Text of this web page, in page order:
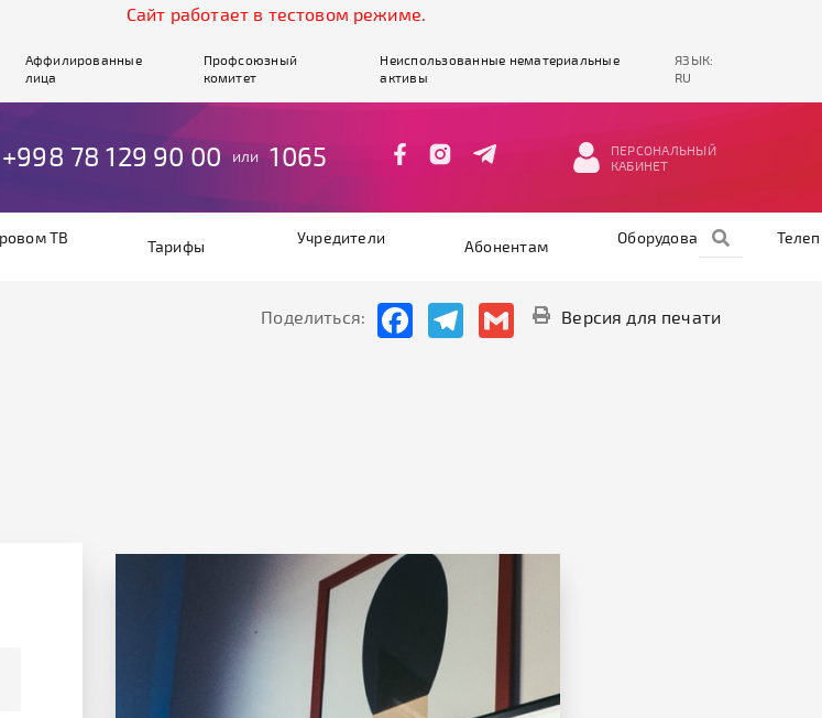
Cайт работает в тестовом режиме.
Аффилированные
лица
Профсоюзный
комитет
Неиспользованные нематериальные
активы
ЯЗЫК:
RU
+998 78 129 90 00 или 1065
ПЕРСОНАЛЬНЫЙ
КАБИНЕТ
ТВ Тарифы Учредители Абонентам Оборудование
Поделиться: FacebookTelegramGmail Версия для печати